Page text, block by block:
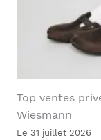
Top ventes
Wiesmann
Le 31 juillet 2026